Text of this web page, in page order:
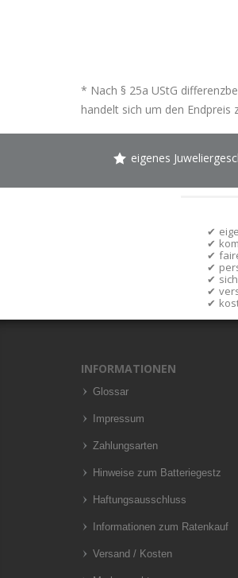
* Nach § 25a UStG
handelt sich um den Endpreis
eigenes
INFORMATIONEN
Glossar
Impressum
Zahlungsarten
Hinweise zum Batteriegestz
Haftungsausschluss
Informationen zum Ratenkauf
Versand / Kosten